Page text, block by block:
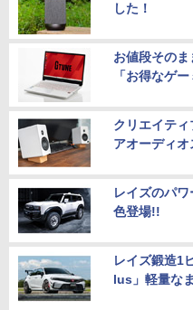
した！
お値段その
「お得なゲ
クリエイテ
アオーディオ
レイズのパ
色登場!!
レイズ鍛造1
lus」軽量な